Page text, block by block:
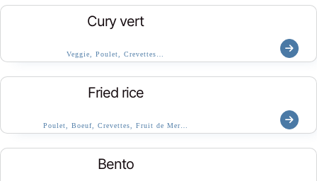
Cury vert
Veggie, Poulet, Crevettes…
Fried rice
Poulet, Boeuf, Crevettes, Fruit de Mer…
Bento